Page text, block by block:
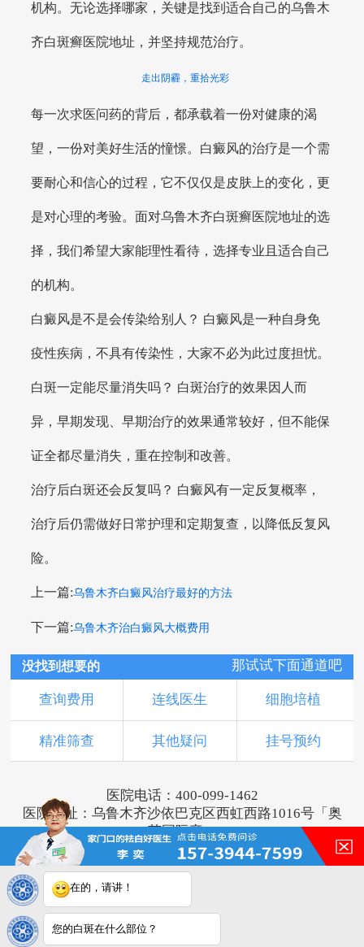
机构。无论选择哪家，关键是找到适合自己的乌鲁木
齐白斑癣医院地址，并坚持规范治疗。
走出阴霾，重拾光彩
每一次求医问药的背后，都承载着一份对健康的渴
望，一份对美好生活的憧憬。白癜风的治疗是一个需
要耐心和信心的过程，它不仅仅是皮肤上的变化，更
是对心理的考验。面对乌鲁木齐白斑癣医院地址的选
择，我们希望大家能理性看待，选择专业且适合自己
的机构。
白癜风是不是会传染给别人？ 白癜风是一种自身免
疫性疾病，不具有传染性，大家不必为此过度担忧。
白斑一定能尽量消失吗？ 白斑治疗的效果因人而
异，早期发现、早期治疗的效果通常较好，但不能保
证全都尽量消失，重在控制和改善。
治疗后白斑还会反复吗？ 白癜风有一定反复概率，
治疗后仍需做好日常护理和定期复查，以降低反复风
险。
上一篇:乌鲁木齐白癜风治疗最好的方法
下一篇:乌鲁木齐治白癜风大概费用
没找到想要的 那试试下面通道吧
查询费用 连线医生 细胞培植
精准筛查 其他疑问 挂号预约
医院电话：400-099-1462
医院地址：乌鲁木齐沙依巴克区西虹西路1016号「奥
莱国际旁」
版权所有：乌鲁木齐新军都皮肤病医院
新ICP备16001749号-3
注：本网站信息仅供参考，不能作为诊断及医疗依
据，服用药物或进行治疗时请遵医嘱。如有转载或引
用文章涉及版权问题，请与我们联系。
在的，请讲！
您的白斑在什么部位？